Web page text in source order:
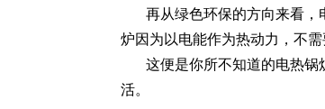
再从绿色环保的方向来看
炉因为以电能作为热动力，不
这便是你所不知道的电热
活。